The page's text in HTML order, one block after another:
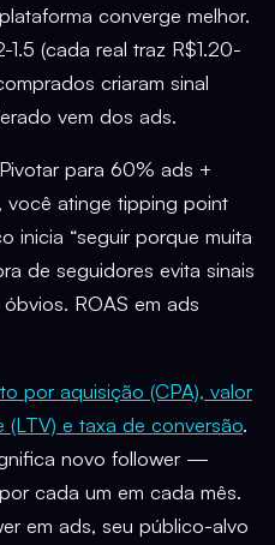
converge melhor.
1.5 (cada real traz R$1.20-
criaram sinal
vem dos ads.
Pivotar para 60% ads +
atinge tipping point
“seguir porque muita
de seguidores evita sinais
ROAS em ads
por aquisição (CPA), valor
e taxa de conversão.
novo follower —
cada um em cada mês.
em ads, seu público-alvo